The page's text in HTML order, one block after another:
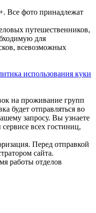
Все фото принадлежат
путешественников,
для
всевозможных
использования куки
на проживание групп
будет отправляться во
запросу. Вы узнаете
всех гостиниц,
Перед отправкой
сайта.
работы отделов